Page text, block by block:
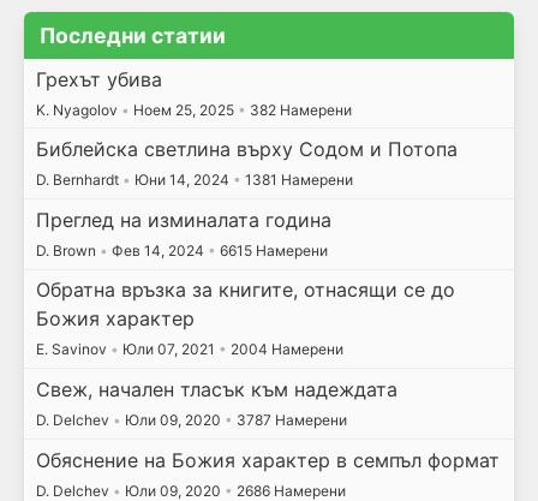
Последни статии
Грехът убива
K. Nyagolov • Ноем 25, 2025 • 382 Намерени
Библейска светлина върху Содом и Потопа
D. Bernhardt • Юни 14, 2024 • 1381 Намерени
Преглед на изминалата година
D. Brown • Фев 14, 2024 • 6615 Намерени
Обратна връзка за книгите, отнасящи се до
Божия характер
E. Savinov • Юли 07, 2021 • 2004 Намерени
Свеж, начален тласък към надеждата
D. Delchev • Юли 09, 2020 • 3787 Намерени
Обяснение на Божия характер в семпъл формат
D. Delchev • Юли 09, 2020 • 2686 Намерени